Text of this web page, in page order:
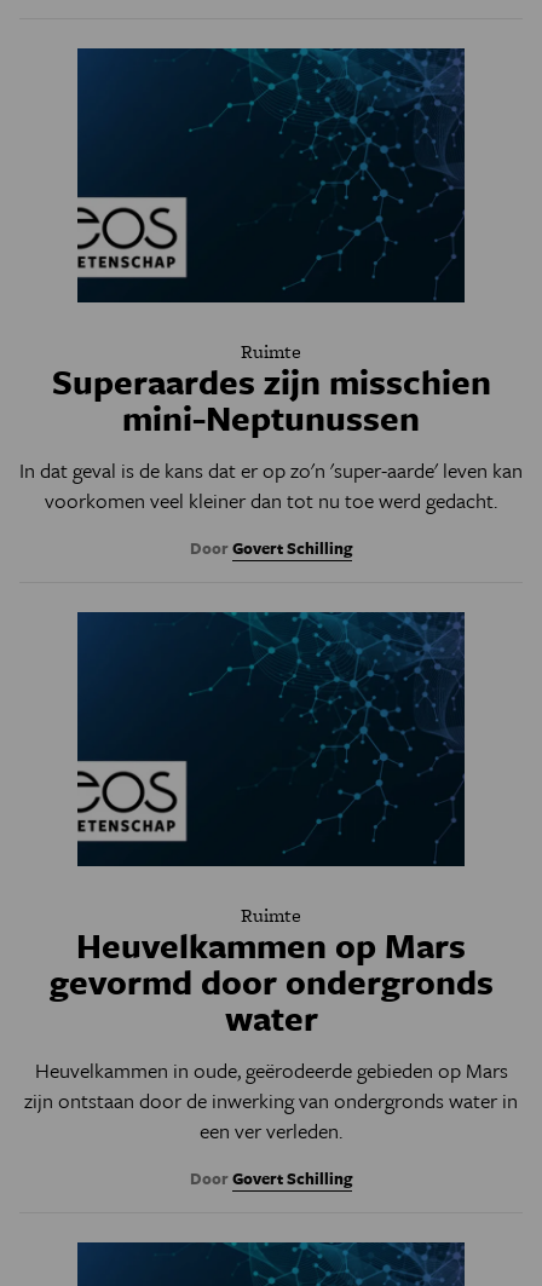
Ruimte
Superaardes zijn misschien
mini-Neptunussen
In dat geval is de kans dat er op zo'n 'super-aarde' leven kan
voorkomen veel kleiner dan tot nu toe werd gedacht.
DoorGovert Schilling
Ruimte
Heuvelkammen op Mars
gevormd door ondergronds
water
Heuvelkammen in oude, geërodeerde gebieden op Mars
zijn ontstaan door de inwerking van ondergronds water in
een ver verleden.
DoorGovert Schilling